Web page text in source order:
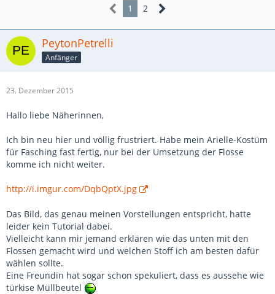
1 2
PeytonPetrelli
Anfänger
23. Dezember 2015
Hallo liebe Näherinnen,
Ich bin neu hier und völlig frustriert. Habe mein Arielle-Kostüm
für Fasching fast fertig, nur bei der Umsetzung der Flosse
komme ich nicht weiter.
http://i.imgur.com/DqbQptX.jpg
Das Bild, das genau meinen Vorstellungen entspricht, hatte
leider kein Tutorial dabei.
Vielleicht kann mir jemand erklären wie das unten mit den
Flossen gemacht wird und welchen Stoff ich am besten dafür
wählen sollte.
Eine Freundin hat sogar schon spekuliert, dass es aussehe wie
türkise Müllbeutel